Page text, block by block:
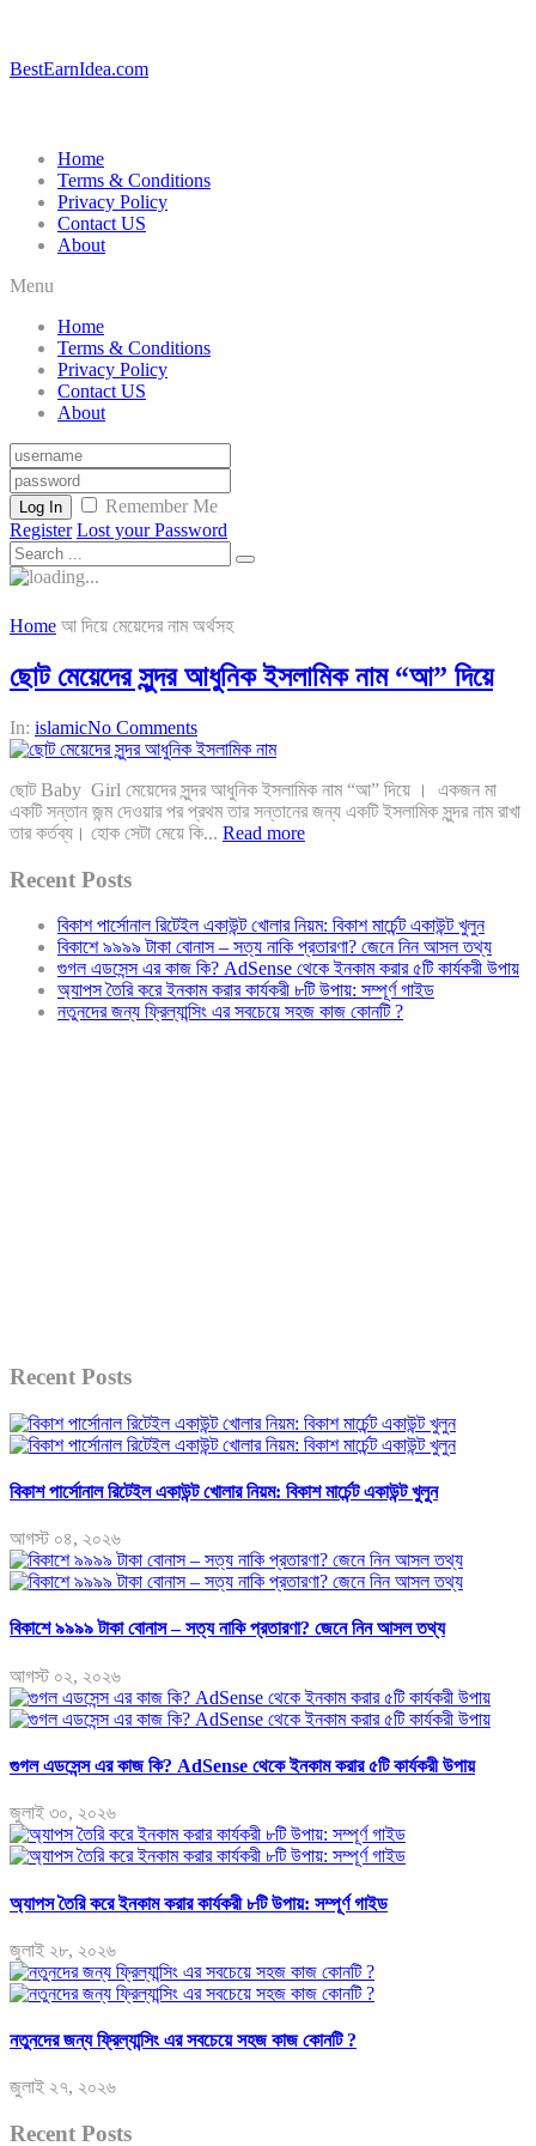
BestEarnIdea.com
Home
Terms & Conditions
Privacy Policy
Contact US
About
Menu
Home
Terms & Conditions
Privacy Policy
Contact US
About
Log In
Remember Me
Register Lost your Password
Home আ দিয়ে মেয়েদের নাম অর্থসহ
ছোট মেয়েদের সুন্দর আধুনিক ইসলামিক নাম “আ” দিয়ে
In: islamicNo Comments
ছোট Baby Girl মেয়েদের সুন্দর আধুনিক ইসলামিক নাম “আ” দিয়ে । একজন মা
একটি সন্তান জন্ম দেওয়ার পর প্রথম তার সন্তানের জন্য একটি ইসলামিক সুন্দর নাম রাখা
তার কর্তব্য। হোক সেটা মেয়ে কি... Read more
Recent Posts
বিকাশ পার্সোনাল রিটেইল একাউন্ট খোলার নিয়ম: বিকাশ মার্চেন্ট একাউন্ট খুলুন
বিকাশে ৯৯৯৯ টাকা বোনাস – সত্য নাকি প্রতারণা? জেনে নিন আসল তথ্য
গুগল এডসেন্স এর কাজ কি? AdSense থেকে ইনকাম করার ৫টি কার্যকরী উপায়
অ্যাপস তৈরি করে ইনকাম করার কার্যকরী ৮টি উপায়: সম্পূর্ণ গাইড
নতুনদের জন্য ফ্রিল্যান্সিং এর সবচেয়ে সহজ কাজ কোনটি ?
Recent Posts
বিকাশ পার্সোনাল রিটেইল একাউন্ট খোলার নিয়ম: বিকাশ মার্চেন্ট একাউন্ট খুলুন
আগস্ট ০৪, ২০২৬
বিকাশে ৯৯৯৯ টাকা বোনাস – সত্য নাকি প্রতারণা? জেনে নিন আসল তথ্য
আগস্ট ০২, ২০২৬
গুগল এডসেন্স এর কাজ কি? AdSense থেকে ইনকাম করার ৫টি কার্যকরী উপায়
জুলাই ৩০, ২০২৬
অ্যাপস তৈরি করে ইনকাম করার কার্যকরী ৮টি উপায়: সম্পূর্ণ গাইড
জুলাই ২৮, ২০২৬
নতুনদের জন্য ফ্রিল্যান্সিং এর সবচেয়ে সহজ কাজ কোনটি ?
জুলাই ২৭, ২০২৬
Recent Posts